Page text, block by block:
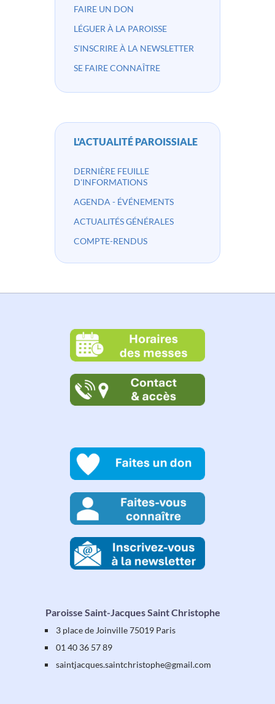
FAIRE UN DON
LÉGUER À LA PAROISSE
S’INSCRIRE À LA NEWSLETTER
SE FAIRE CONNAÎTRE
L'ACTUALITÉ PAROISSIALE
DERNIÈRE FEUILLE
D'INFORMATIONS
AGENDA - ÉVÉNEMENTS
ACTUALITÉS GÉNÉRALES
COMPTE-RENDUS
Paroisse Saint-Jacques Saint Christophe
3 place de Joinville 75019 Paris
01 40 36 57 89
saintjacques.saintchristophe@gmail.com